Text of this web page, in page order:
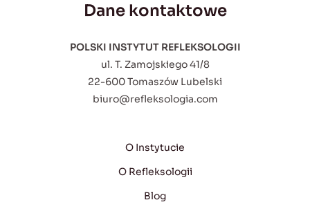
Dane kontaktowe
POLSKI INSTYTUT REFLEKSOLOGII
ul. T. Zamojskiego 41/8
22-600 Tomaszów Lubelski
biuro@refleksologia.com
O Instytucie
O Refleksologii
Blog